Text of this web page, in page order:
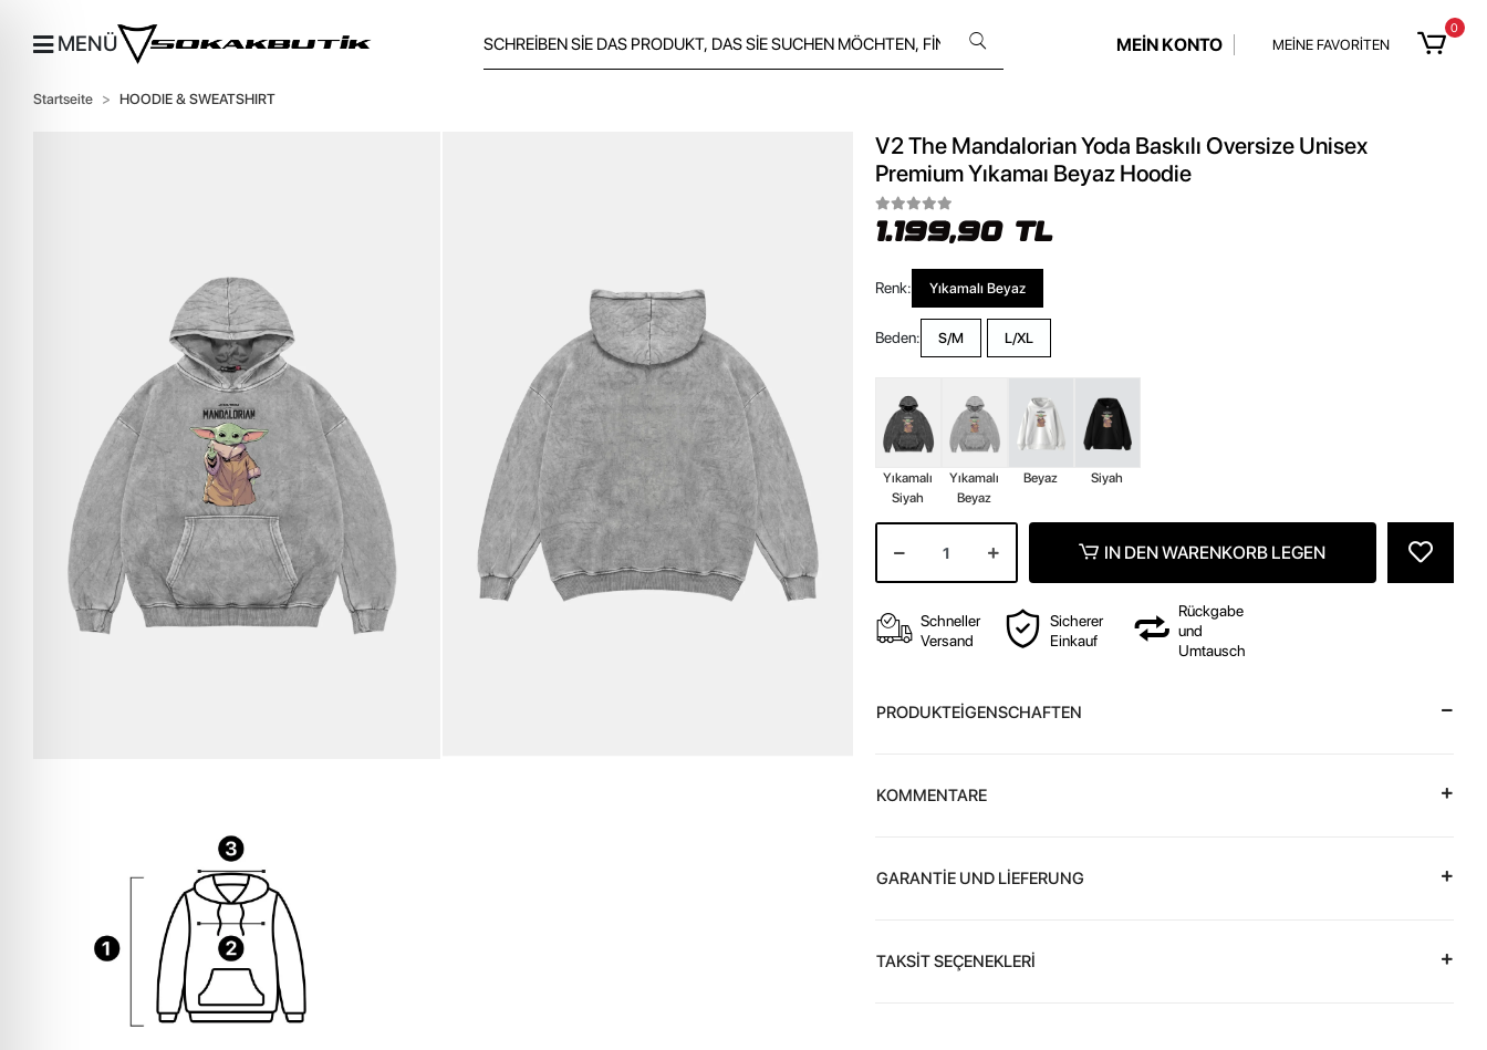
MENÜ MEİN KONTO MEİNE FAVORİTEN
0
Startseite HOODIE & SWEATSHIRT
V2 The Mandalorian Yoda Baskılı Oversize Unisex
Premium Yıkamaı Beyaz Hoodie
1.199,90 TL
Renk: Yıkamalı Beyaz
Beden: S/M L/XL
Yıkamalı
Siyah
Yıkamalı
Beyaz
Beyaz Siyah
IN DEN WARENKORB LEGEN
Schneller
Versand
Sicherer
Einkauf
Rückgabe
und
Umtausch
PRODUKTEİGENSCHAFTEN
KOMMENTARE
GARANTİE UND LİEFERUNG
TAKSİT SEÇENEKLERİ